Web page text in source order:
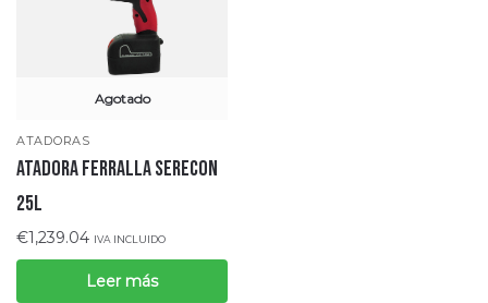
Agotado
ATADORAS
ATADORA FERRALLA SERECON
25L
€1,239.04 IVA INCLUIDO
Leer más